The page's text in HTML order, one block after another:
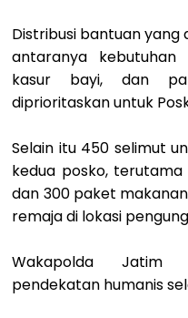
Distribusi bantuan yang
antaranya
kasur bayi, dan
diprioritaskan untuk
Selain itu 450 selimut
kedua posko, terutama
dan 300 paket
remaja di lokasi
Wakapolda Jatim
pendekatan humanis